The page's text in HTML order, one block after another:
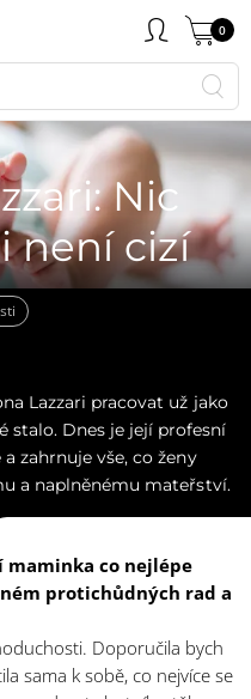
0
Nic
není cizí
Lazzari pracovat už jako
stalo. Dnes je její profesní
zahrnuje vše, co ženy
a naplněnému mateřství.
maminka co nejlépe
protichůdných rad a
Doporučila bych
sama k sobě, co nejvíce se